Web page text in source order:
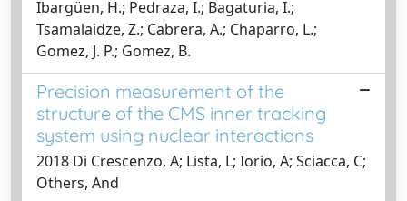
Ibargüen, H.; Pedraza, I.; Bagaturia, I.;
Tsamalaidze, Z.; Cabrera, A.; Chaparro, L.;
Gomez, J. P.; Gomez, B.
Precision measurement of the
structure of the CMS inner tracking
system using nuclear interactions
2018 Di Crescenzo, A; Lista, L; Iorio, A; Sciacca, C;
Others, And